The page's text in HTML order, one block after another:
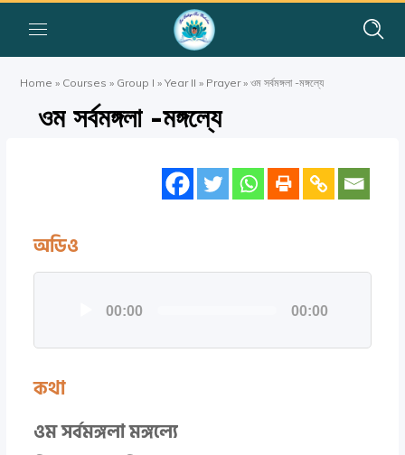
Home » Courses » Group I »Year II » Prayer»ওম সর্বমঙ্গলা -মঙ্গল্যে
ওম সর্বমঙ্গলা -মঙ্গল্যে
অডিও
00:00 00:00
কথা
ওম সর্বমঙ্গলা মঙ্গল্যে